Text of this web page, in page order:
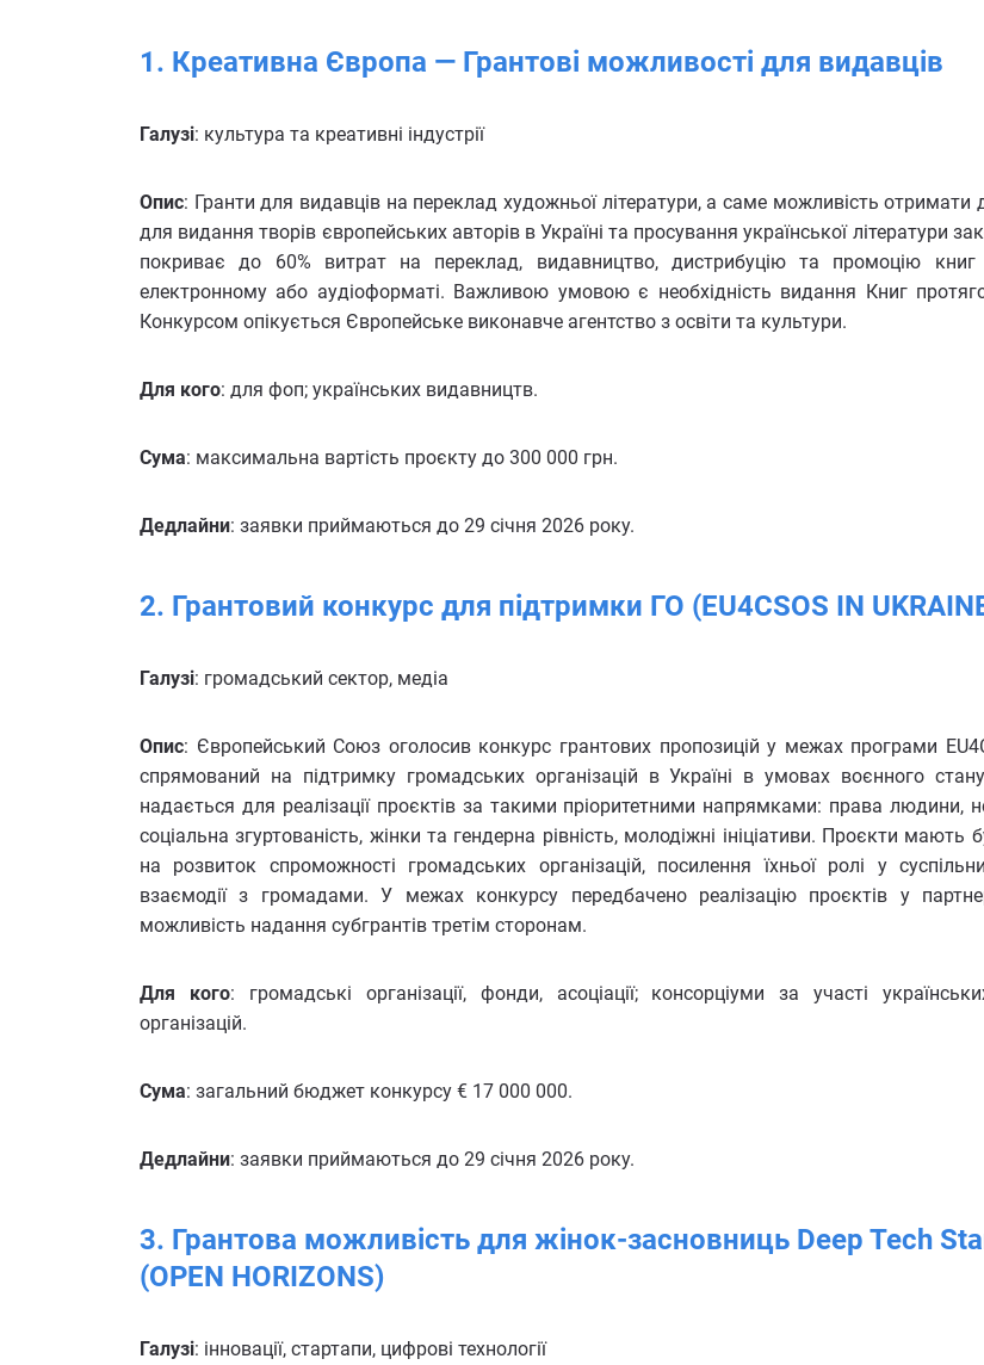
1. Креативна Європа — Грантові можливості для видавців
Галузі: культура та креативні індустрії
Опис: Гранти для видавців на переклад художньої літератури, а саме можливість отримати
для видання творів європейських авторів в Україні та просування української літератури
покриває до 60% витрат на переклад, видавництво, дистрибуцію та промоцію
електронному або аудіоформаті. Важливою умовою є необхідність видання Книг
Конкурсом опікується Європейське виконавче агентство з освіти та культури.
Для кого: для фоп; українських видавництв.
Сума: максимальна вартість проєкту до 300 000 грн.
Дедлайни: заявки приймаються до 29 січня 2026 року.
2. Грантовий конкурс для підтримки ГО (EU4CSOS IN
Галузі: громадський сектор, медіа
Опис: Європейський Союз оголосив конкурс грантових пропозицій у межах програми
спрямований на підтримку громадських організацій в Україні в умовах воєнного
надається для реалізації проєктів за такими пріоритетними напрямками: права людини,
соціальна згуртованість, жінки та гендерна рівність, молодіжні ініціативи. Проєкти мають
на розвиток спроможності громадських організацій, посилення їхньої ролі у
взаємодії з громадами. У межах конкурсу передбачено реалізацію проєктів у
можливість надання субгрантів третім сторонам.
Для кого: громадські організації, фонди, асоціації; консорціуми за участі
організацій.
Сума: загальний бюджет конкурсу € 17 000 000.
Дедлайни: заявки приймаються до 29 січня 2026 року.
3. Грантова можливість для жінок-засновниць Deep Tech
(OPEN HORIZONS)
Галузі: інновації, стартапи, цифрові технології